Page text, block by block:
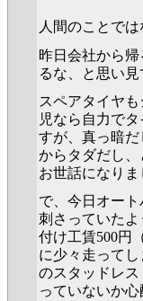
人間のことでは
昨日会社から
るな、と思い見
スペアタイヤ
児なら自力で
すが、真っ暗
からタダだし
お世話になりま
で、今日オー
刺さっていたよ
付け工賃500円
に少々走って
のスタッドレス
っていないか